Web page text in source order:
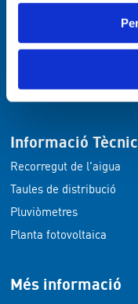
Descripció general
Web
Informació
Recorregut de l'aigua
Taules de distribució
Pluviòmetres
Planta fotovoltaica
Més informació